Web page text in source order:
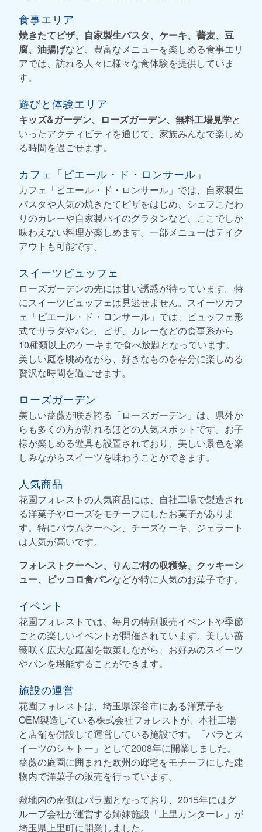
食事エリア
焼きたてピザ、自家製生パスタ、ケーキ、蕎麦、豆
腐、油揚げなど、豊富なメニューを楽しめる食事エリ
アでは、訪れる人々に様々な食体験を提供していま
す。
遊びと体験エリア
キッズ&ガーデン、ローズガーデン、無料工場見学と
いったアクティビティを通じて、家族みんなで楽しめ
る時間を過ごせます。
カフェ「ピエール・ド・ロンサール」
カフェ「ピエール・ド・ロンサール」では、自家製生
パスタや人気の焼きたてピザをはじめ、シェフこだわ
りのカレーや自家製パイのグラタンなど、ここでしか
味わえない料理が楽しめます。一部メニューはテイク
アウトも可能です。
スイーツビュッフェ
ローズガーデンの先には甘い誘惑が待っています。特
にスイーツビュッフェは見逃せません。スイーツカフ
ェ「ピエール・ド・ロンサール」では、ビュッフェ形
式でサラダやパン、ピザ、カレーなどの食事系から
10種類以上のケーキまで食べ放題となっています。
美しい庭を眺めながら、好きなものを存分に楽しめる
贅沢な時間を過ごせます。
ローズガーデン
美しい薔薇が咲き誇る「ローズガーデン」は、県外か
らも多くの方が訪れるほどの人気スポットです。お子
様が楽しめる遊具も設置されており、美しい景色を楽
しみながらスイーツを味わうことができます。
人気商品
花園フォレストの人気商品には、自社工場で製造され
る洋菓子やローズをモチーフにしたお菓子がありま
す。特にバウムクーヘン、チーズケーキ、ジェラート
は人気が高いです。
フォレストクーヘン、りんご村の収穫祭、クッキーシ
ュー、ピッコロ食パンなどが特に人気のお菓子です。
イベント
花園フォレストでは、毎月の特別販売イベントや季節
ごとの楽しいイベントが開催されています。美しい薔
薇咲く広大な庭園を散策しながら、お好みのスイーツ
やパンを堪能することができます。
施設の運営
花園フォレストは、埼玉県深谷市にある洋菓子を
OEM製造している株式会社フォレストが、本社工場
と店舗を併設して運営している施設です。「バラとス
イーツのシャトー」として2008年に開業しました。
薔薇の庭園に囲まれた欧州の邸宅をモチーフにした建
物内で洋菓子の販売を行っています。
敷地内の南側はバラ園となっており、2015年にはグ
ループ会社が運営する姉妹施設「上里カンターレ」が
埼玉県上里町に開業しました。